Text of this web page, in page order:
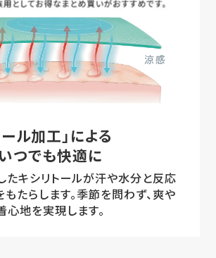
ール加工」による
つでも快適に
たキシリトールが汗や水分と反応
たらします。季節を問わず、爽や
地を実現します。